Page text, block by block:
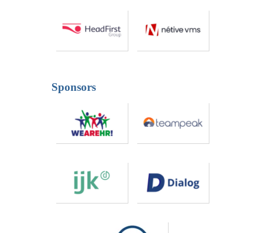
Sponsors